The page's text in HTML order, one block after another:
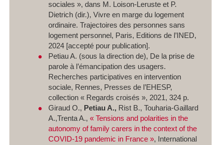
sociales », dans M. Loison-Leruste et P.
Dietrich (dir.), Vivre en marge du logement
ordinaire. Trajectoires des personnes sans
logement personnel , Paris, Editions de l’INED,
2024 [accepté pour publication].
Petiau A. (sous la direction de), De la prise de
parole à l’émancipation des usagers.
Recherches participatives en intervention
sociale, Rennes, Presses de l’EHESP,
collection « Regards croisés », 2021, 324 p.
Giraud O., Petiau A., Rist B., Touharia-Gaillard
A.,Trenta A., « Tensions and polarities in the
autonomy of family carers in the context of the
COVID-19 pandemic in France »,
International